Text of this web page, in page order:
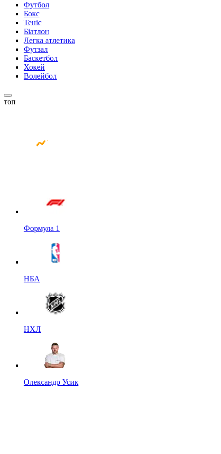
Футбол
Бокс
Теніс
Біатлон
Легка атлетика
Футзал
Баскетбол
Хокей
Волейбол
топ
Формула 1
НБА
НХЛ
Олександр Усик